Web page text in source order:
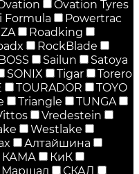
Ovation Tyres
Formula
Powertrac
Roadking
RockBlade
Sailun
Satoya
SONIX Tigar
Torero
TOURADOR
TOYO
Triangle
TUNGA
Vredestein
Westlake
Алтайшина
КАМА
КиК
Маршал
СКАД